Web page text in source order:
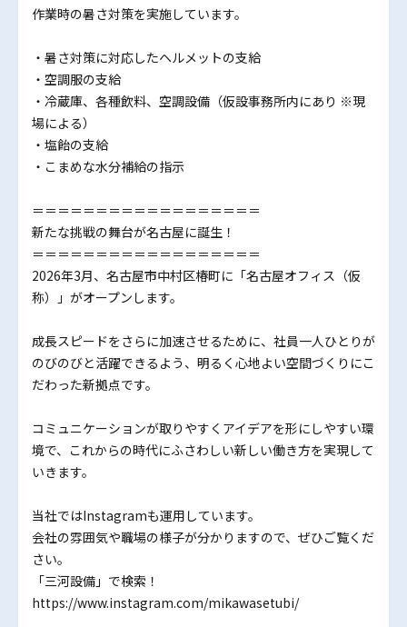
作業時の暑さ対策を実施しています。
・暑さ対策に対応したヘルメットの支給
・空調服の支給
・冷蔵庫、各種飲料、空調設備（仮設事務所内にあり ※現
場による）
・塩飴の支給
・こまめな水分補給の指示
＝＝＝＝＝＝＝＝＝＝＝＝＝＝＝＝＝＝
新たな挑戦の舞台が名古屋に誕生！
＝＝＝＝＝＝＝＝＝＝＝＝＝＝＝＝＝＝
2026年3月、名古屋市中村区椿町に「名古屋オフィス（仮
称）」がオープンします。
成長スピードをさらに加速させるために、社員一人ひとりが
のびのびと活躍できるよう、明るく心地よい空間づくりにこ
だわった新拠点です。
コミュニケーションが取りやすくアイデアを形にしやすい環
境で、これからの時代にふさわしい新しい働き方を実現して
いきます。
当社ではInstagramも運用しています。
会社の雰囲気や職場の様子が分かりますので、ぜひご覧くだ
さい。
「三河設備」で検索！
https://www.instagram.com/mikawasetubi/